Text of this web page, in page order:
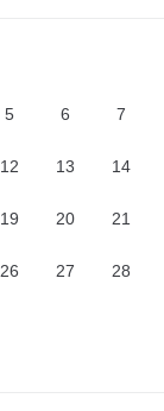
5 6 7
12 13 14
19 20 21
26 27 28